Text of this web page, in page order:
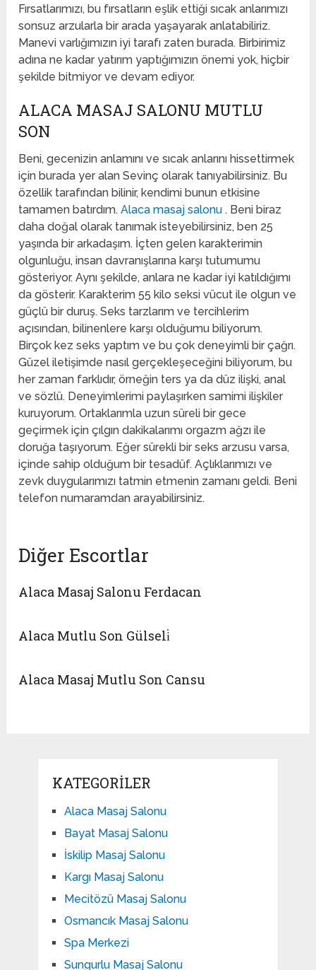
Fırsatlarımızı, bu fırsatların eşlik ettiği sıcak anlarımızı
sonsuz arzularla bir arada yaşayarak anlatabiliriz.
Manevi varlığımızın iyi tarafı zaten burada. Birbirimiz
adına ne kadar yatırım yaptığımızın önemi yok, hiçbir
şekilde bitmiyor ve devam ediyor.
ALACA MASAJ SALONU MUTLU
SON
Beni, gecenizin anlamını ve sıcak anlarını hissettirmek
için burada yer alan Sevinç olarak tanıyabilirsiniz. Bu
özellik tarafından bilinir, kendimi bunun etkisine
tamamen batırdım.Alaca masaj salonu. Beni biraz
daha doğal olarak tanımak isteyebilirsiniz, ben 25
yaşında bir arkadaşım. İçten gelen karakterimin
olgunluğu, insan davranışlarına karşı tutumumu
gösteriyor. Aynı şekilde, anlara ne kadar iyi katıldığımı
da gösterir. Karakterim 55 kilo seksi vücut ile olgun ve
güçlü bir duruş. Seks tarzlarım ve tercihlerim
açısından, bilinenlere karşı olduğumu biliyorum.
Birçok kez seks yaptım ve bu çok deneyimli bir çağrı.
Güzel iletişimde nasıl gerçekleşeceğini biliyorum, bu
her zaman farklıdır, örneğin ters ya da düz ilişki, anal
ve sözlü. Deneyimlerimi paylaşırken samimi ilişkiler
kuruyorum. Ortaklarımla uzun süreli bir gece
geçirmek için çılgın dakikalarımı orgazm ağzı ile
doruğa taşıyorum. Eğer sürekli bir seks arzusu varsa,
içinde sahip olduğum bir tesadüf. Açlıklarımızı ve
zevk duygularımızı tatmin etmenin zamanı geldi. Beni
telefon numaramdan arayabilirsiniz.
Diğer Escortlar
Alaca Masaj Salonu Ferdacan
Alaca Mutlu Son Gülseli̇
Alaca Masaj Mutlu Son Cansu
KATEGORILER
Alaca Masaj Salonu
Bayat Masaj Salonu
İskilip Masaj Salonu
Kargı Masaj Salonu
Mecitözü Masaj Salonu
Osmancık Masaj Salonu
Spa Merkezi
Sungurlu Masaj Salonu